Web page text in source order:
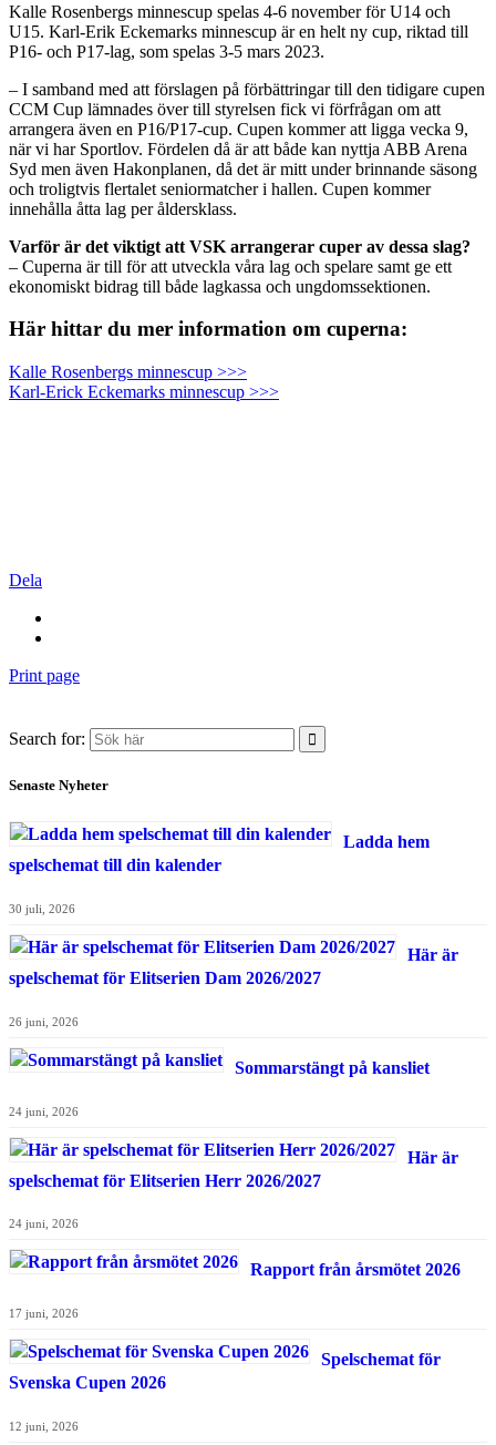
Kalle Rosenbergs minnescup spelas 4-6 november för U14 och
U15. Karl-Erik Eckemarks minnescup är en helt ny cup, riktad till
P16- och P17-lag, som spelas 3-5 mars 2023.
– I samband med att förslagen på förbättringar till den tidigare cupen
CCM Cup lämnades över till styrelsen fick vi förfrågan om att
arrangera även en P16/P17-cup. Cupen kommer att ligga vecka 9,
när vi har Sportlov. Fördelen då är att både kan nyttja ABB Arena
Syd men även Hakonplanen, då det är mitt under brinnande säsong
och troligtvis flertalet seniormatcher i hallen. Cupen kommer
innehålla åtta lag per åldersklass.
Varför är det viktigt att VSK arrangerar cuper av dessa slag?
– Cuperna är till för att utveckla våra lag och spelare samt ge ett
ekonomiskt bidrag till både lagkassa och ungdomssektionen.
Här hittar du mer information om cuperna:
Kalle Rosenbergs minnescup >>>
Karl-Erick Eckemarks minnescup >>>
Dela
Print page
Search for:
Senaste Nyheter
Ladda hem
spelschemat till din kalender
30 juli, 2026
Här är
spelschemat för Elitserien Dam 2026/2027
26 juni, 2026
Sommarstängt på kansliet
24 juni, 2026
Här är
spelschemat för Elitserien Herr 2026/2027
24 juni, 2026
Rapport från årsmötet 2026
17 juni, 2026
Spelschemat för
Svenska Cupen 2026
12 juni, 2026